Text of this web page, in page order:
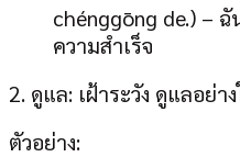
chénggōng de.) – ฉั
ความสำเร็จ
2. ดูแล: เฝ้าระวัง ดูแลอย่า
ตัวอย่าง: